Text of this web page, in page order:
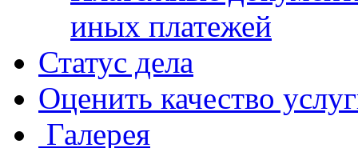
иных платежей
Статус дела
Оценить качество
Галерея